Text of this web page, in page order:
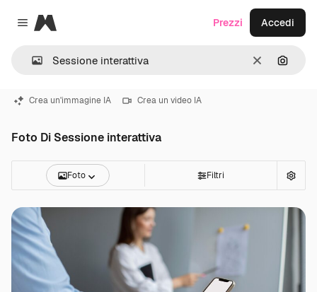
Close menu
Magnific
CancellaCerca
Prezzi Accedi
Crea un'immagine IA Crea un video IA
Foto Di Sessione interattiva
Foto Filtri